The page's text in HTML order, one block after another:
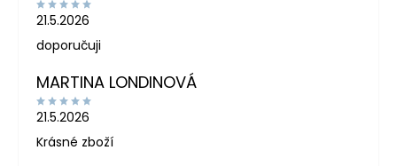
21.5.2026
doporučuji
MARTINA LONDINOVÁ
21.5.2026
Krásné zboží